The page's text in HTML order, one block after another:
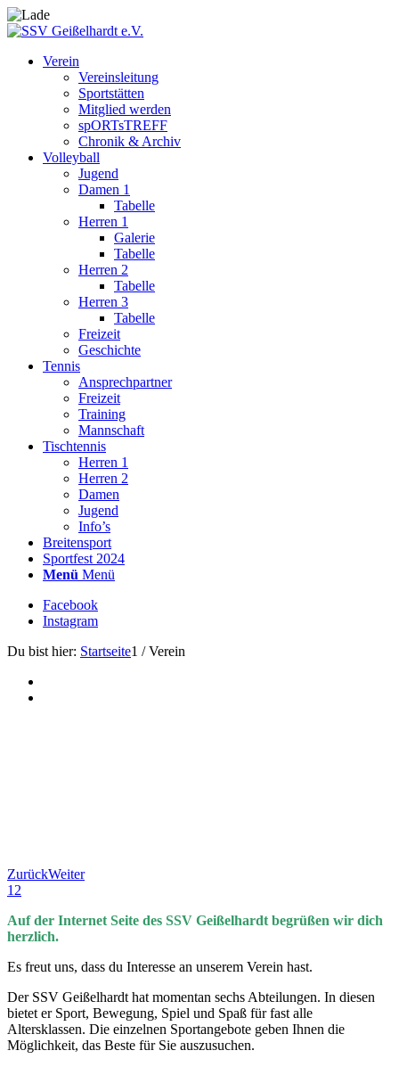
Verein
Vereinsleitung
Sportstätten
Mitglied werden
spORTsTREFF
Chronik & Archiv
Volleyball
Jugend
Damen 1
Tabelle
Herren 1
Galerie
Tabelle
Herren 2
Tabelle
Herren 3
Tabelle
Freizeit
Geschichte
Tennis
Ansprechpartner
Freizeit
Training
Mannschaft
Tischtennis
Herren 1
Herren 2
Damen
Jugend
Info’s
Breitensport
Sportfest 2024
Menü Menü
Facebook
Instagram
Du bist hier: Startseite1 / Verein
ZurückWeiter
1 2
Auf der Internet Seite des SSV Geißelhardt begrüßen wir dich
herzlich.
Es freut uns, dass du Interesse an unserem Verein hast.
Der SSV Geißelhardt hat momentan sechs Abteilungen. In diesen
bietet er Sport, Bewegung, Spiel und Spaß für fast alle
Altersklassen. Die einzelnen Sportangebote geben Ihnen die
Möglichkeit, das Beste für Sie auszusuchen.